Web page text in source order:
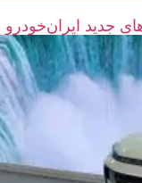
جدید ایران‌خودرو